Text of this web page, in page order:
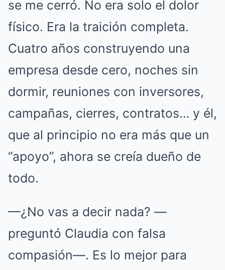
se me cerró. No era solo el dolor
físico. Era la traición completa.
Cuatro años construyendo una
empresa desde cero, noches sin
dormir, reuniones con inversores,
campañas, cierres, contratos… y él,
que al principio no era más que un
“apoyo”, ahora se creía dueño de
todo.
—¿No vas a decir nada? —
preguntó Claudia con falsa
compasión—. Es lo mejor para